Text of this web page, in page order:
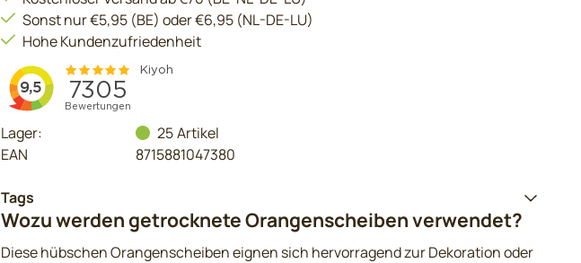
Sonst nur €5,95 (BE) oder €6,95 (NL-DE-LU)
Hohe Kundenzufriedenheit
Lager: 25 Artikel
EAN
8715881047380
Tags
Wozu werden getrocknete Orangenscheiben verwendet?
Diese hübschen Orangenscheiben eignen sich hervorragend zur Dekoration oder